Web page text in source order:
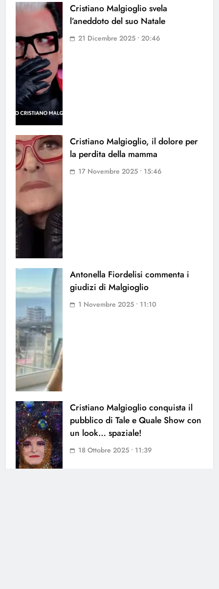
Cristiano Malgioglio svela
l’aneddoto del suo Natale
21 Dicembre 2025 • 20:46
Cristiano Malgioglio, il dolore per
la perdita della mamma
17 Novembre 2025 • 15:46
Antonella Fiordelisi commenta i
giudizi di Malgioglio
1 Novembre 2025 • 11:10
Cristiano Malgioglio conquista il
pubblico di Tale e Quale Show con
un look… spaziale!
18 Ottobre 2025 • 11:39